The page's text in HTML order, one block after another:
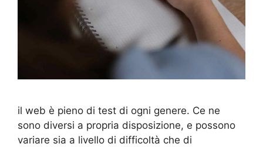
il web è pieno di test di ogni genere. Ce ne
sono diversi a propria disposizione, e possono
variare sia a livello di difficoltà che di